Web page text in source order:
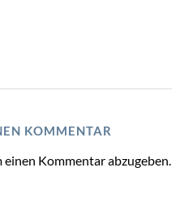
KOMMENTAR
einen Kommentar abzugeben.